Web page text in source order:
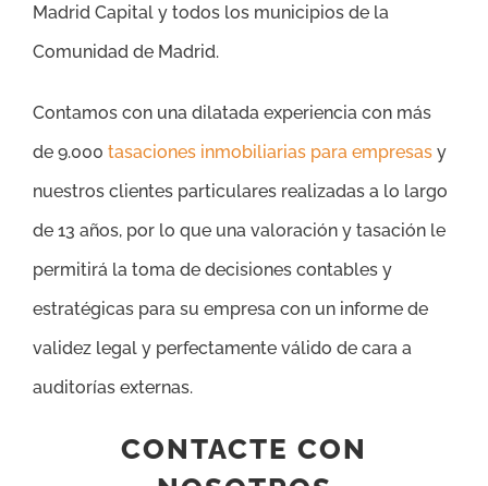
Madrid Capital y todos los municipios de la
Comunidad de Madrid.
Contamos con una dilatada experiencia con más
de 9.000 tasaciones inmobiliarias para empresas y
nuestros clientes particulares realizadas a lo largo
de 13 años, por lo que una valoración y tasación le
permitirá la toma de decisiones contables y
estratégicas para su empresa con un informe de
validez legal y perfectamente válido de cara a
auditorías externas.
CONTACTE CON